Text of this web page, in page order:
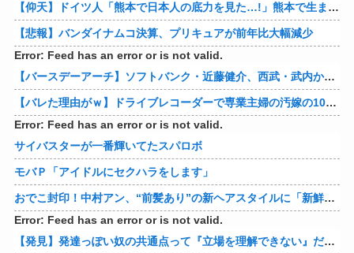
【仰天】ドイツ人「熊本で日本人の底力を見た…!」熊本で生まれて初めて震度7の大地震を経験したドイツ人。直後、日本人たちの行動に衝撃を受けてしまう…
【悲報】バンダイナムコ決算、プリキュアが前年比大幅減少
Error: Feed has an error or is not valid.
【バースデーアーチ】ソフトバンク・近藤健介、西武・武内から第24号先制ソロホームラン！！！！！！！！！！！！！【西武対ソフトバンク20回戦】
【バレた理由がｗ】ドライブレコーダーで専業主婦の汚嫁の10年越し不倫発覚！制裁の詳細がコレｗｗｗｗｗ 他
Error: Feed has an error or is not valid.
サイバスターが一番輝いてたスパロボ
モバＰ「アイドルにセクハラをします」
おでこ封印！中村アン、“前髪あり”の新ヘアスタイルに「新鮮でたまらん」の声【画像】
Error: Feed has an error or is not valid.
【発見】発達っぽい奴の共通点って『立場を理解できない』だよな